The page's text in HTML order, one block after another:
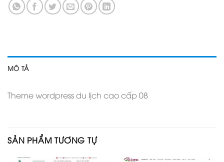
MÔ TẢ
Theme wordpress du lịch cao cấp 08
SẢN PHẨM TƯƠNG TỰ